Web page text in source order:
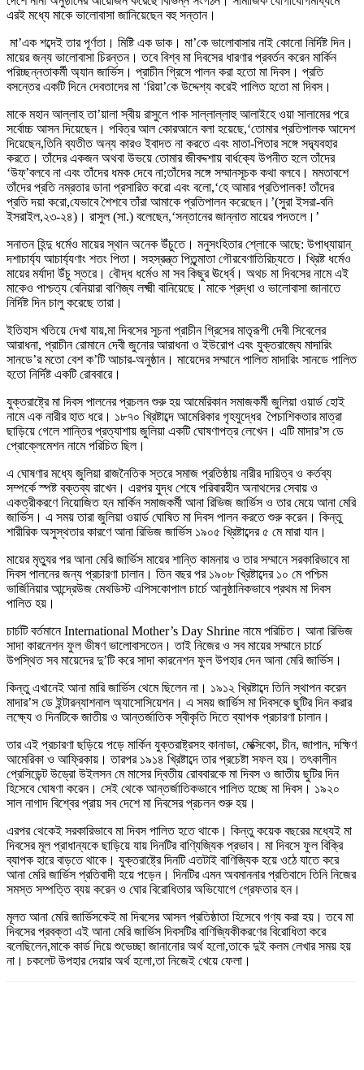
এরই মধ্যে মাকে ভালোবাসা জানিয়েছেন বহু সন্তান।
মা’এক শব্দেই তার পূর্ণতা। মিষ্টি এক ডাক। মা’কে ভালোবাসার নাই কোনো নির্দিষ্ট দিন।
মায়ের জন্য ভালোবাসা চিরন্তন। তবে বিশ্ব মা দিবসের ধারণার প্রবর্তন করেন মার্কিন
পরিচ্ছন্নতাকর্মী অ্যান জার্ভিস। প্রাচীন গ্রিসে পালন করা হতো মা দিবস। প্রতি
বসন্তের একটি দিনে দেবতাদের মা ‘রিয়া’কে উদ্দেশ্য করেই পালিত হতো মা দিবস।
মাকে মহান আল্লাহ তা’য়ালা স্বীয় রাসুলে পাক সাল্লাল্লাহু আলাইহে ওয়া সালামের পরে
সর্বোচ্চ আসন দিয়েছেন। পবিত্র আল কোরআনে বলা হয়েছে,‘তোমার প্রতিপালক আদেশ
দিয়েছেন,তিনি ব্যতীত অন্য কারও ইবাদত না করতে এবং মাতা-পিতার সঙ্গে সদ্ব্যবহার
করতে। তাঁদের একজন অথবা উভয়ে তোমার জীবদ্দশায় বার্ধক্যে উপনীত হলে তাঁদের
‘উফ্’বলবে না এবং তাঁদের ধমক দেবে না;তাঁদের সঙ্গে সম্মানসূচক কথা বলবে। মমতাবশে
তাঁদের প্রতি নম্রতার ডানা প্রসারিত করো এবং বলো,‘হে আমার প্রতিপালক! তাঁদের
প্রতি দয়া করো,যেভাবে শৈশবে তাঁরা আমাকে প্রতিপালন করেছেন।’(সুরা ইসরা-বনি
ইসরাইল,২৩-২৪)। রাসুল (সা.) বলেছেন,‘সন্তানের জান্নাত মায়ের পদতলে।’
সনাতন হিন্দু ধর্মেও মায়ের স্থান অনেক উঁচুতে। মনুসংহিতার শ্লোকে আছে: উপাধ্যায়ান্
দশাচার্য্য আচার্য্যণাং শতং পিতা। সহস্রন্ত্ত পিতৃন্মাতা গৌরবেণাতিরিচ্যতে। খ্রিষ্ট ধর্মেও
মায়ের মর্যাদা উঁচু স্তরে। বৌদ্ধ ধর্মেও মা সব কিছুর ঊর্ধ্বে। অথচ মা দিবসের নামে এই
মাকেও পাশ্চত্য বেনিয়ারা বাণিজ্য লক্ষ্মী বানিয়েছে। মাকে শ্রদ্ধা ও ভালোবাসা জানাতে
নির্দিষ্ট দিন চালু করেছে তারা।
ইতিহাস খতিয়ে দেখা যায়,মা দিবসের সূচনা প্রাচীন গ্রিসের মাতৃরূপী দেবী সিবেলের
আরাধনা, প্রাচীন রোমানে দেবী জুনোর আরাধনা ও ইউরোপ এবং যুক্তরাজ্যে মাদারিং
সানডে’র মতো বেশ ক’টি আচার-অনুষ্ঠান। মায়েদের সম্মানে পালিত মাদারিং সানডে পালিত
হতো নির্দিষ্ট একটি রোববারে।
যুক্তরাষ্ট্রে মা দিবস পালনের প্রচলন শুরু হয় আমেরিকান সমাজকর্মী জুলিয়া ওয়ার্ড হোই
নামে এক নারীর হাত ধরে। ১৮৭০ খ্রিষ্টাব্দে আমেরিকার গৃহযুদ্ধের পৈচাশিকতার মাত্রা
ছাড়িয়ে গেলে শান্তির প্রত্যাশায় জুলিয়া একটি ঘোষণাপত্র লেখেন। এটি মাদার’স ডে
প্রোক্লেমেশন নামে পরিচিত ছিল।
এ ঘোষণার মধ্যে জুলিয়া রাজনৈতিক স্তরে সমাজ প্রতিষ্ঠায় নারীর দায়িত্ব ও কর্তব্য
সম্পর্কে স্পষ্ট বক্তব্য রাখেন। এরপর যুদ্ধ শেষে পরিবারহীন অনাথদের সেবায় ও
একত্রীকরণে নিয়োজিত হন মার্কিন সমাজকর্মী আনা রিভিজ জার্ভিস ও তার মেয়ে আনা মেরি
জার্ভিস। এ সময় তারা জুলিয়া ওয়ার্ড ঘোষিত মা দিবস পালন করতে শুরু করেন। কিন্তু
শারীরিক অসুস্থতার কারণে আনা রিভিজ জার্ভিস ১৯০৫ খ্রিষ্টাব্দের ৫ মে মারা যান।
মায়ের মৃত্যুর পর আনা মেরি জার্ভিস মায়ের শান্তি কামনায় ও তার সম্মানে সরকারিভাবে মা
দিবস পালনের জন্য প্রচারণা চালান। তিন বছর পর ১৯০৮ খ্রিষ্টাব্দের ১০ মে পশ্চিম
ভার্জিনিয়ার আন্দ্রেউজ মেথডিস্ট এপিসকোপাল চার্চে আনুষ্ঠানিকভাবে প্রথম মা দিবস
পালিত হয়।
চার্চটি বর্তমানে International Mother’s Day Shrine নামে পরিচিত। আনা রিভিজ
সাদা কারনেশন ফুল ভীষণ ভালোবাসতেন। তাই নিজের ও সব মায়ের সম্মানে চার্চে
উপস্থিত সব মায়েদের দু’টি করে সাদা কারনেশন ফুল উপহার দেন আনা মেরি জার্ভিস।
কিন্তু এখানেই আনা মারি জার্ভিস থেমে ছিলেন না। ১৯১২ খ্রিষ্টাব্দে তিনি স্থাপন করেন
মাদার’স ডে ইন্টারন্যাশনাল অ্যাসোসিয়েশন। এ সময় জার্ভিস মা দিবসকে ছুটির দিন করার
লক্ষ্যে ও দিনটিকে জাতীয় ও আন্তর্জাতিক স্বীকৃতি দিতে ব্যাপক প্রচারণা চালান।
তার এই প্রচারণা ছড়িয়ে পড়ে মার্কিন যুক্তরাষ্ট্রসহ কানাডা, মেক্সিকো, চীন, জাপান, দক্ষিণ
আমেরিকা ও আফ্রিকায়। তারপর ১৯১৪ খ্রিষ্টাব্দে তার প্রচেষ্টা সফল হয়। তৎকালীন
প্রেসিডেন্ট উড্রো উইলসন মে মাসের দ্বিতীয় রোববারকে মা দিবস ও জাতীয় ছুটির দিন
হিসেবে ঘোষণা করেন। সেই থেকে আন্তর্জাতিকভাবে পালিত হচ্ছে মা দিবস। ১৯২০
সাল নাগাদ বিশ্বের প্রায় সব দেশে মা দিবসের প্রচলন শুরু হয়।
এরপর থেকেই সরকারিভাবে মা দিবস পালিত হতে থাকে। কিন্তু কয়েক বছরের মধ্যেই মা
দিবসের মূল প্রাধান্যকে ছাড়িয়ে যায় দিনটির বাণ্যিজ্যিক প্রভাব। মা দিবসে ফুল বিক্রি
ব্যাপক হারে বাড়তে থাকে। যুক্তরাষ্ট্রে দিনটি এতটাই বাণিজ্যিক হয়ে ওঠে যাতে করে
আনা মেরি জার্ভিস প্রতিবাদী হয়ে পড়েন। দিনটির এমন অবমাননার প্রতিবাদে তিনি নিজের
সমস্ত সম্পত্তি ব্যয় করেন ও ঘোর বিরোধিতার অভিযোগে গ্রেফতার হন।
মূলত আনা মেরি জার্ভিসকেই মা দিবসের আসল প্রতিষ্ঠাতা হিসেবে গণ্য করা হয়। তবে মা
দিবসের প্রবক্তা এই আনা মেরি জার্ভিস দিবসটির বাণিজ্যিকীকরণের বিরোধিতা করে
বলেছিলেন,মাকে কার্ড দিয়ে শুভেচ্ছা জানানোর অর্থ হলো,তাকে দুই কলম লেখার সময় হয়
না। চকলেট উপহার দেয়ার অর্থ হলো,তা নিজেই খেয়ে ফেলা।